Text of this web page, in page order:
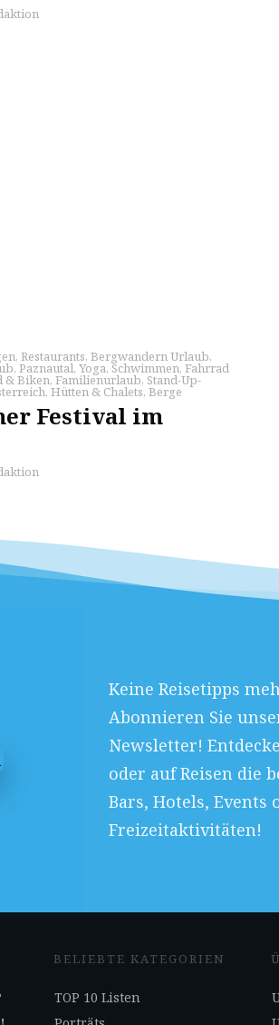
, Restaurants, Bergwandern Urlaub,
, Paznautal, Yoga, Schwimmen, Fahrrad
& Biken, Familienurlaub, Stand-Up-
, Hütten & Chalets, Berge
Festival im
Keine Reisetipps
Abonnieren Sie
Newsletter!
oder auf Reisen die
Bars, Hotels, Events
Freizeitaktivitäten!
BELIEBTE KATEGORIEN
TOP 10 Listen